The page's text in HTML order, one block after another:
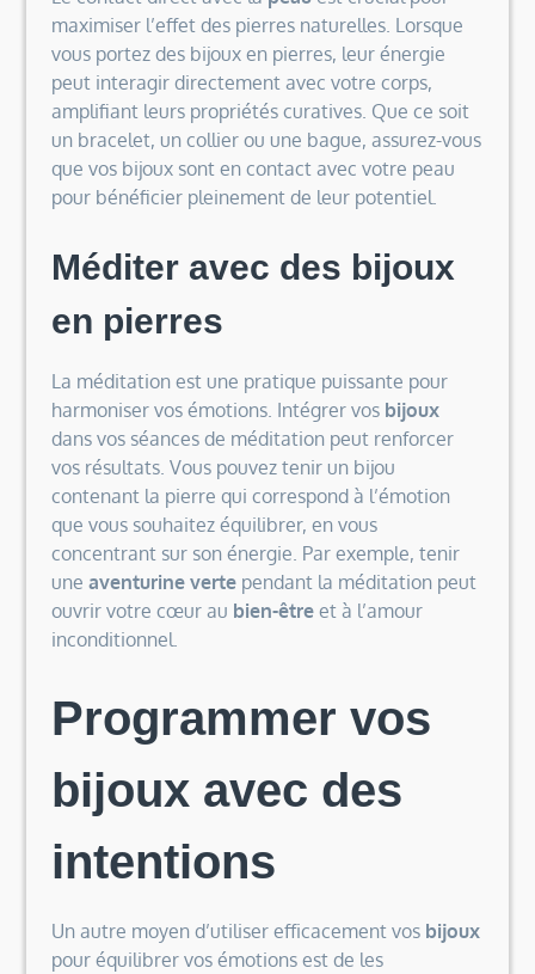
maximiser l’effet des pierres naturelles. Lorsque
vous portez des bijoux en pierres, leur énergie
peut interagir directement avec votre corps,
amplifiant leurs propriétés curatives. Que ce soit
un bracelet, un collier ou une bague, assurez-vous
que vos bijoux sont en contact avec votre peau
pour bénéficier pleinement de leur potentiel.
Méditer avec des bijoux
en pierres
La méditation est une pratique puissante pour
harmoniser vos émotions. Intégrer vos bijoux
dans vos séances de méditation peut renforcer
vos résultats. Vous pouvez tenir un bijou
contenant la pierre qui correspond à l’émotion
que vous souhaitez équilibrer, en vous
concentrant sur son énergie. Par exemple, tenir
une aventurine vertependant la méditation peut
ouvrir votre cœur au bien-êtreet à l’amour
inconditionnel.
Programmer vos
bijoux avec des
intentions
Un autre moyen d’utiliser efficacement vos bijoux
pour équilibrer vos émotions est de les